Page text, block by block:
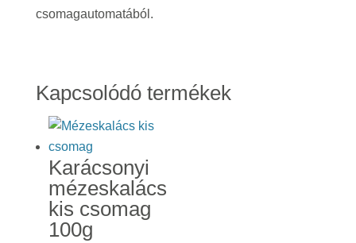
csomagautomatából.
Kapcsolódó termékek
Karácsonyi
mézeskalács
kis csomag
100g